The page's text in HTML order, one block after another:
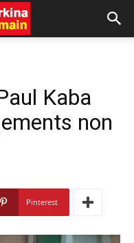
Kaba
non
Pinterest